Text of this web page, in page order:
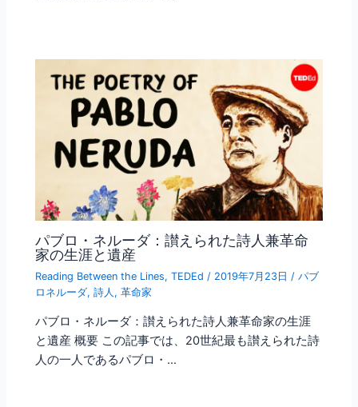
パブロ・ネルーダ：讃えられた詩人兼革命
家の生涯と遺産
Reading Between the Lines,TEDEd / 2019年7月23日 /パブ
ロネルーダ,詩人 ,革命家
パブロ・ネルーダ：讃えられた詩人兼革命家の生涯
と遺産 概要 この記事では、20世紀最も讃えられた詩
人の一人であるパブロ・…